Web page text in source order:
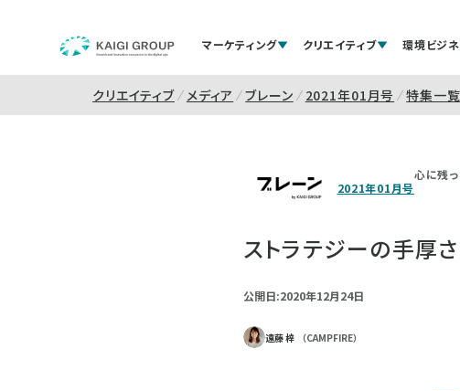
マーケティング クリエイティブ 環境ビジ
クリエイティブ メディア ブレーン 2021年01月号 特集一覧
2021年01月号
心に残
ストラテジーの手厚
公開日:2020年12月24日
遠藤 梓 （CAMPFIRE）